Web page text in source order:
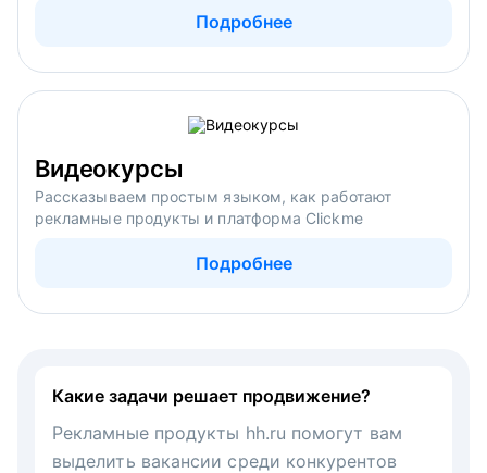
Подробнее
Видеокурсы
Рассказываем простым языком, как работают
рекламные продукты и платформа Clickme
Подробнее
Какие задачи решает продвижение?
Рекламные продукты hh.ru помогут вам
выделить вакансии среди конкурентов